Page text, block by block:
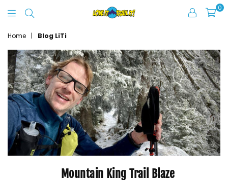
It
Trail
It
0
Home | Blog LiTi
Mountain King Trail Blaze